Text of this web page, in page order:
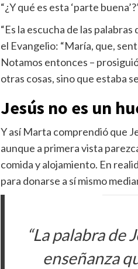
“¿Y qué es esta ‘parte
“Es la escucha de las
el Evangelio: “María, que,
Notamos entonces –
otras cosas, sino que estaba
Jesús no es un
Y así Marta comprendió que
aunque a primera vista
comida y alojamiento. En
para donarse a sí mismo
“La palabra de
enseñanza